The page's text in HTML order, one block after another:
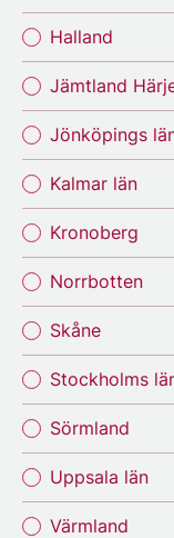
Halland
Jämtland
Jönköpings
Kalmar län
Kronoberg
Norrbotten
Skåne
Stockholms
Sörmland
Uppsala län
Värmland